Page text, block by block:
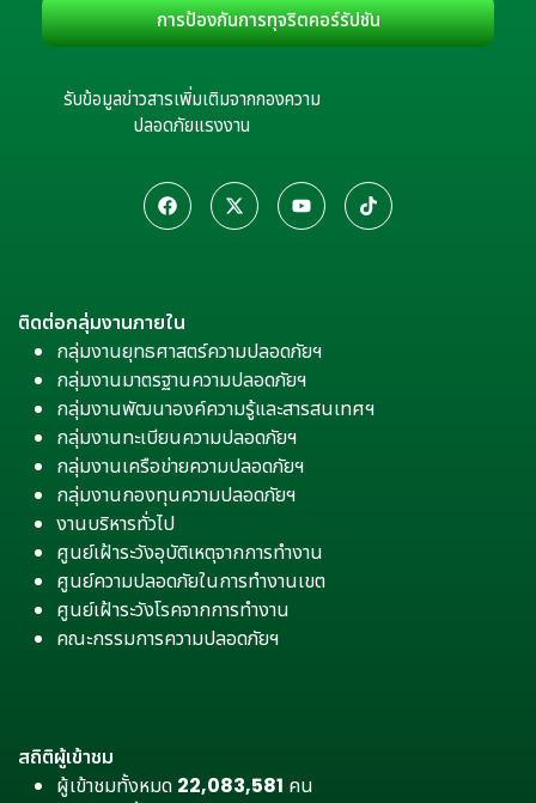
การป้องกันการทุจริตคอร์รัปชัน
รับข้อมูลข่าวสารเพิ่มเติมจากกองความ
ปลอดภัยแรงงาน
ติดต่อกลุ่มงานภายใน
กลุ่มงานยุทธศาสตร์ความปลอดภัยฯ
กลุ่มงานมาตรฐานความปลอดภัยฯ
กลุ่มงานพัฒนาองค์ความรู้และสารสนเทศฯ
กลุ่มงานทะเบียนความปลอดภัยฯ
กลุ่มงานเครือข่ายความปลอดภัยฯ
กลุ่มงานกองทุนความปลอดภัยฯ
งานบริหารทั่วไป
ศูนย์เฝ้าระวังอุบัติเหตุจากการทำงาน
ศูนย์ความปลอดภัยในการทำงานเขต
ศูนย์เฝ้าระวังโรคจากการทำงาน
คณะกรรมการความปลอดภัยฯ
สถิติผู้เข้าชม
ผู้เข้าชมทั้งหมด 22,083,581 คน